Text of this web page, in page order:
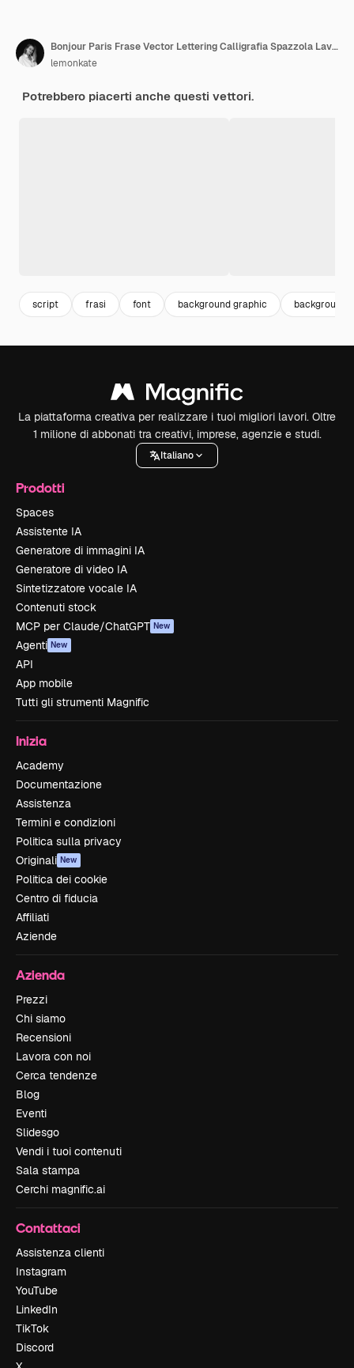
Bonjour Paris Frase Vector Lettering Calligrafia Spazzola Lavagna
lemonkate
Potrebbero piacerti anche questi vettori.
script frasi font background graphic background
La piattaforma creativa per realizzare i tuoi migliori lavori. Oltre
1 milione di abbonati tra creativi, imprese, agenzie e studi.
Italiano
Prodotti
Spaces
Assistente IA
Generatore di immagini IA
Generatore di video IA
Sintetizzatore vocale IA
Contenuti stock
MCP per Claude/ChatGPT New
Agenti New
API
App mobile
Tutti gli strumenti Magnific
Inizia
Academy
Documentazione
Assistenza
Termini e condizioni
Politica sulla privacy
Originali New
Politica dei cookie
Centro di fiducia
Affiliati
Aziende
Azienda
Prezzi
Chi siamo
Recensioni
Lavora con noi
Cerca tendenze
Blog
Eventi
Slidesgo
Vendi i tuoi contenuti
Sala stampa
Cerchi magnific.ai
Contattaci
Assistenza clienti
Instagram
YouTube
LinkedIn
TikTok
Discord